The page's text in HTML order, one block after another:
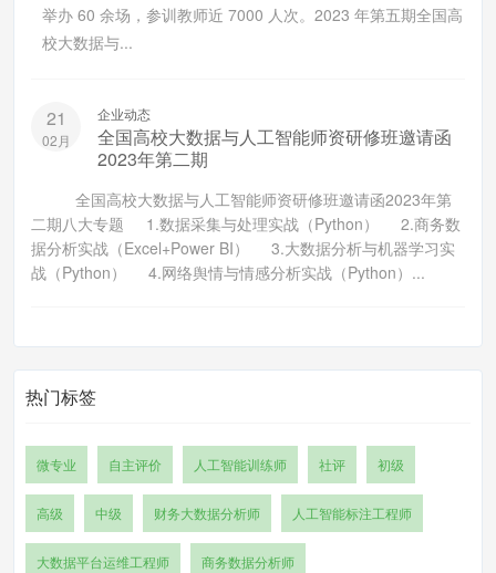
举办 60 余场，参训教师近 7000 人次。2023 年第五期全国高
校大数据与...
21
02月
企业动态
全国高校大数据与人工智能师资研修班邀请函
2023年第二期
全国高校大数据与人工智能师资研修班邀请函2023年第
二期八大专题 1.数据采集与处理实战（Python） 2.商务数
据分析实战（Excel+Power BI） 3.大数据分析与机器学习实
战（Python） 4.网络舆情与情感分析实战（Python）...
热门标签
微专业 自主评价 人工智能训练师 社评 初级
高级 中级 财务大数据分析师 人工智能标注工程师
大数据平台运维工程师 商务数据分析师